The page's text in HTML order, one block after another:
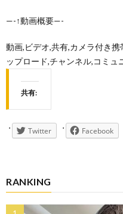
—-↑動画概要—-
動画,ビデオ,共有,カメラ付き
ップロード,チャンネル,コミ
共有:
Twitter Facebook
RANKING